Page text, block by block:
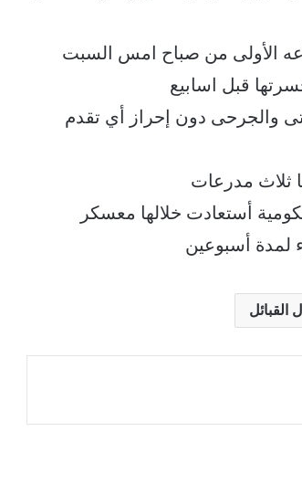
الأولى من صباح امس السبت
قبل اسابيع
والجرحى دون إحراز أي تقدم
ثلاث مدرعات
أستعادت خلالها معسكر
لمدة أسبوعين
القبائل